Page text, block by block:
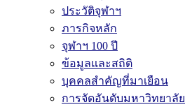
ประวัติจุฬาฯ
ภารกิจหลัก
จุฬาฯ 100 ปี
ข้อมูลและสถิติ
บุคคลสำคัญที่มาเยือน
การจัดอันดับมหาวิทยาลัย